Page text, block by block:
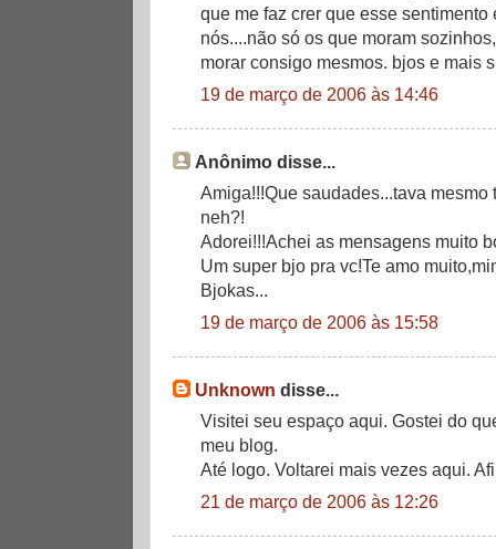
que me faz crer que esse
nós....não só os que moram
morar consigo mesmos. bjos e mais
19 de março de 2006 às 14:46
Anônimo disse...
Amiga!!!Que saudades...tava
neh?!
Adorei!!!Achei as mensagens muito
Um super bjo pra vc!Te amo
Bjokas...
19 de março de 2006 às 15:58
Unknown disse...
Visitei seu espaço aqui. Gostei do
meu blog.
Até logo. Voltarei mais vezes aqui.
21 de março de 2006 às 12:26